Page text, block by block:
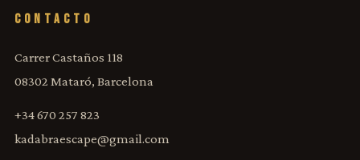
CONTACTO
Carrer Castaños 118
08302 Mataró, Barcelona
+34 670 257 823
kadabraescape@gmail.com